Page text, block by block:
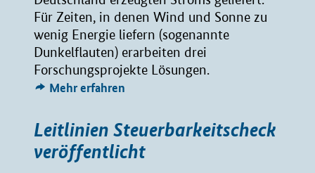
Für Zeiten, in denen Wind und Sonne zu
wenig Energie liefern (sogenannte
Dunkelflauten) erarbeiten drei
Forschungsprojekte Lösungen.
Mehr erfahren
Leitlinien Steuerbarkeitscheck
veröffentlicht